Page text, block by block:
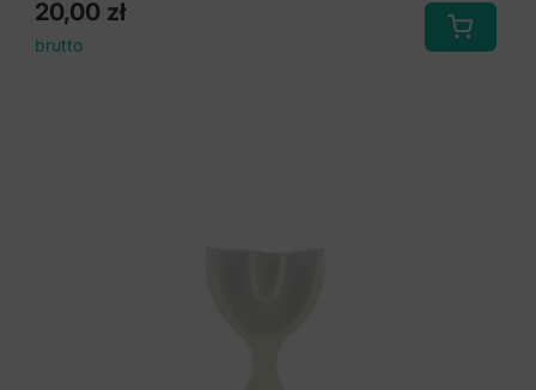
20,00 zł
brutto